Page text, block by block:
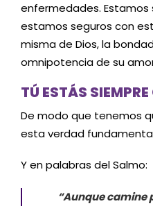
enfermedades. Estamos
estamos seguros con
misma de Dios, la
omnipotencia de su
TÚ ESTÁS
De modo que tenemos
esta verdad
Y en palabras del Salmo:
“Aunque camine